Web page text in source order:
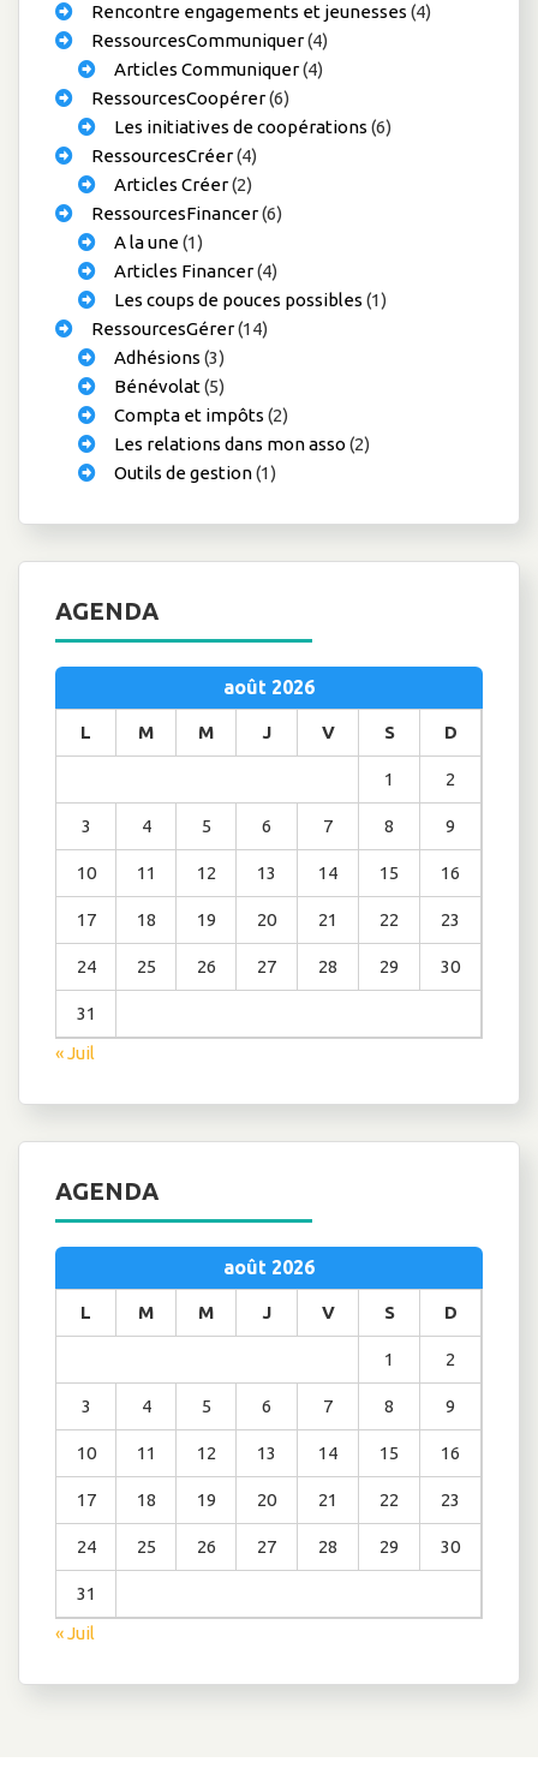
Rencontre engagements et jeunesses (4)
RessourcesCommuniquer(4)
Articles Communiquer(4)
RessourcesCoopérer(6)
Les initiatives de coopérations (6)
RessourcesCréer(4)
Articles Créer(2)
RessourcesFinancer(6)
A la une(1)
Articles Financer(4)
Les coups de pouces possibles (1)
RessourcesGérer(14)
Adhésions (3)
Bénévolat(5)
Compta et impôts (2)
Les relations dans mon asso (2)
Outils de gestion(1)
AGENDA
août 2026
L M M J V S D
1 2
3 4 5 6 7 8 9
10 11 12 13 14 15 16
17 18 19 20 21 22 23
24 25 26 27 28 29 30
31
« Juil
AGENDA
août 2026
L M M J V S D
1 2
3 4 5 6 7 8 9
10 11 12 13 14 15 16
17 18 19 20 21 22 23
24 25 26 27 28 29 30
31
« Juil